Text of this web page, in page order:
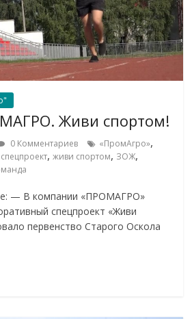
Живи спортом!
0 Комментариев «ПромАгро»,
,живи спортом, ЗОЖ,
— В компании «ПРОМАГРО»
спецпроект «Живи
первенство Старого Оскола